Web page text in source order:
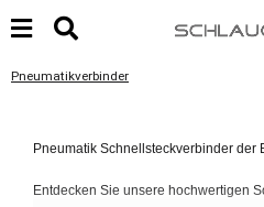
Pneumatikverbinder
Pneumatik Schnellsteckverbinder der
Entdecken Sie unsere hochwertigen